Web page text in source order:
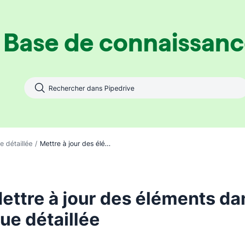
Base de
détaillée / Mettre à jour des élé...
à jour des éléments
détaillée